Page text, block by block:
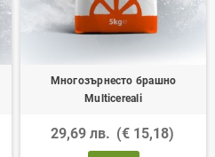
Многозърнесто брашно
Multicereali
29,69 лв. (€ 15,18)